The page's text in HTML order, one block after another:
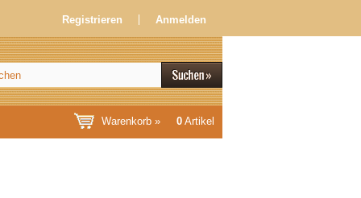
Registrieren Anmelden
Warenkorb » 0 Artikel